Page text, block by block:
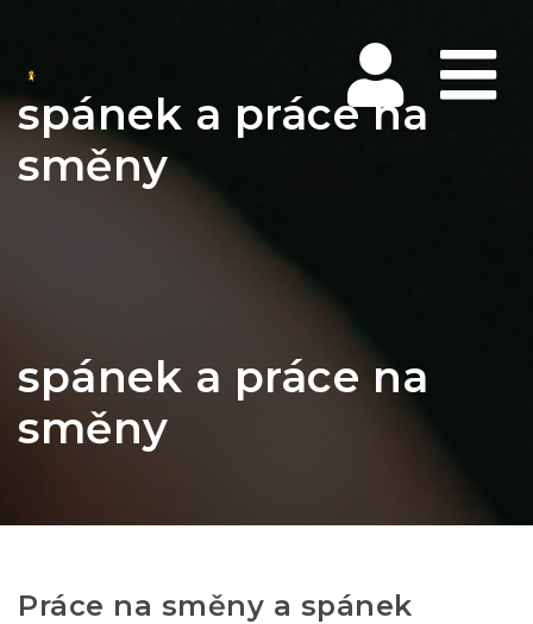
spánek a práce na
směny
spánek a práce na
směny
Práce na směny a spánek